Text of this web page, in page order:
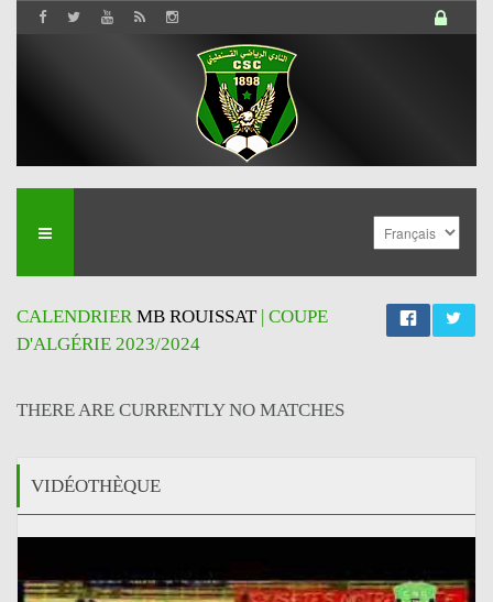
CALENDRIERMB ROUISSAT| COUPE
D'ALGÉRIE 2023/2024
THERE ARE CURRENTLY NO MATCHES
VIDÉOTHÈQUE